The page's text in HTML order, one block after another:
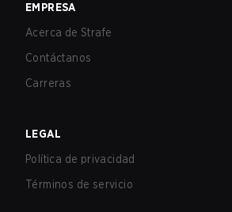
EMPRESA
Acerca de Strafe
Contáctanos
Carreras
LEGAL
Política de privacidad
Términos de servicio